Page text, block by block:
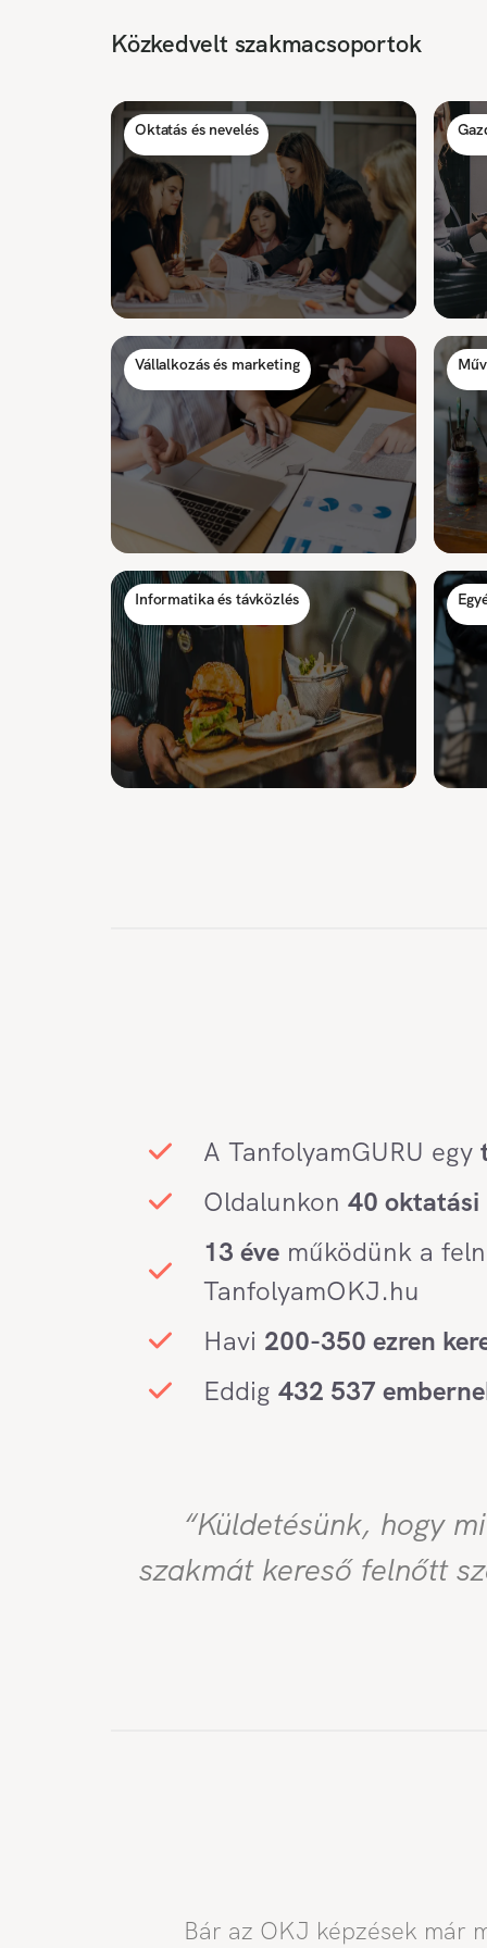
Közkedvelt szakmacsoportok
Oktatás és nevelés
Vállalkozás és marketing
Informatika és távközlés
A TanfolyamGURU egy
Oldalunkon 40 oktatási
13 éve működünk a
TanfolyamOKJ.hu
Havi 200-350 ezren
Eddig 432 537
“Küldetésünk, hogy
szakmát kereső felnőtt
Bár az OKJ képzések már